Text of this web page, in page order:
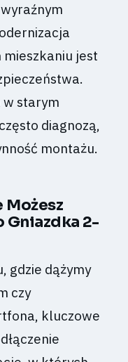
jest
w starym
diagnozą,
montażu.
Możesz
Gniazdka 2-
gdzie dążymy
czy
kluczowe